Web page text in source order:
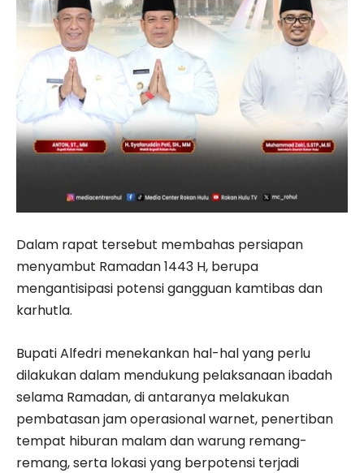
Dalam rapat tersebut membahas persiapan
menyambut Ramadan 1443 H, berupa
mengantisipasi potensi gangguan kamtibas dan
karhutla.
Bupati Alfedri menekankan hal-hal yang perlu
dilakukan dalam mendukung pelaksanaan ibadah
selama Ramadan, di antaranya melakukan
pembatasan jam operasional warnet, penertiban
tempat hiburan malam dan warung remang-
remang, serta lokasi yang berpotensi terjadi